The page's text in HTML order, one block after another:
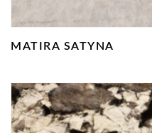
MATIRA SATYNA